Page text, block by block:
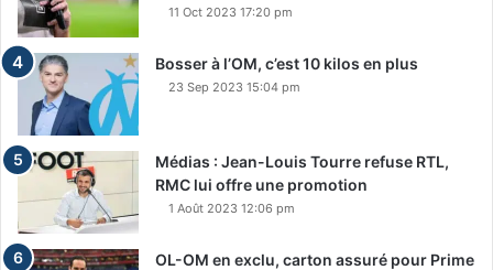
11 Oct 2023 17:20 pm
Bosser à l’OM, c’est 10 kilos en plus
23 Sep 2023 15:04 pm
Médias : Jean-Louis Tourre refuse RTL,
RMC lui offre une promotion
1 Août 2023 12:06 pm
OL-OM en exclu, carton assuré pour Prime